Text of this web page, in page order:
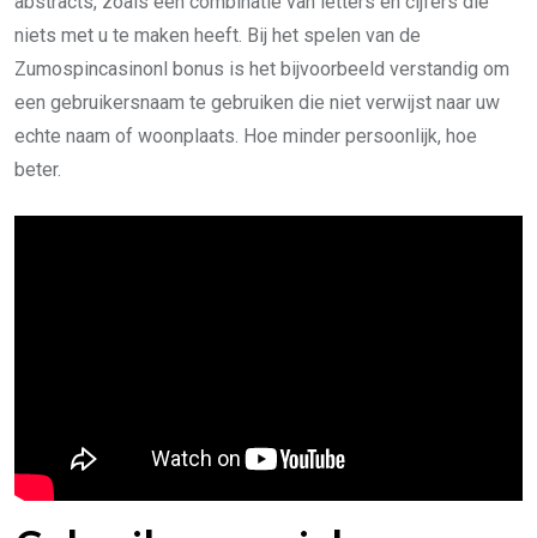
niets met u te maken heeft. Bij het spelen van de
Zumospincasinonl bonus is het bijvoorbeeld verstandig om
een gebruikersnaam te gebruiken die niet verwijst naar uw
echte naam of woonplaats. Hoe minder persoonlijk, hoe
beter.